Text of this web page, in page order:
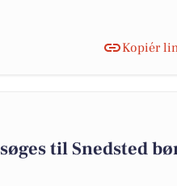
Kopiér
til Snedsted